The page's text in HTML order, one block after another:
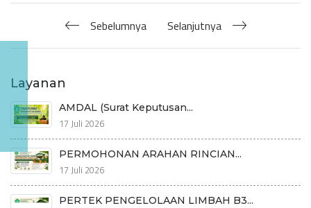
Sebelumnya Selanjutnya
Layanan
AMDAL (Surat Keputusan...
17 Juli 2026
PERMOHONAN ARAHAN RINCIAN...
17 Juli 2026
PERTEK PENGELOLAAN LIMBAH B3...